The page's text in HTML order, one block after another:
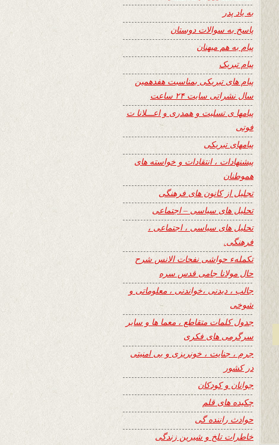
به یاد پدر
پاسخ به سوالات دوستان
پیام به هم میهنان
پیام تبریک
پیام های تبریکی بمناسبت هفدهمین
سال نشراتی سایت ۲۴ ساعت
پیامها ی تسلیت و همدری و اعـــلانا ت
فوتی
پیامهای تبریکی
پیشنهادات ، انتقادات و خواسته های
هموطنان
تجلیل از کانون های فرهنگی
تحلیل های سیاسی – اجتماعی
تحلیل های سیاسی ، اجتماعی ،
فرهنگی.
تکملهء حواشی نفحات الانس شرح
حال مولانا جامی قدس سره
جالب ، دیدنی ،خواندنی ، معلوماتی و
شوخی
جدول کلمات متقاطع ، معما ها و سایر
سرگرمی های فکری
جرم ، جنایت ، خونریزی و بی امنیتی
در کشور
جوانان و کودکان
چکیده های قلم
حوادث راننده گی
خاطرات تلخ و شیرین زندگی